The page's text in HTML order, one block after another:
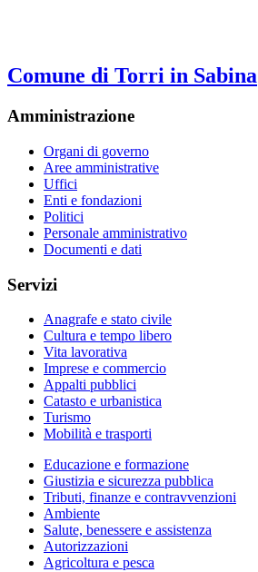
Comune di Torri in Sabina
Amministrazione
Organi di governo
Aree amministrative
Uffici
Enti e fondazioni
Politici
Personale amministrativo
Documenti e dati
Servizi
Anagrafe e stato civile
Cultura e tempo libero
Vita lavorativa
Imprese e commercio
Appalti pubblici
Catasto e urbanistica
Turismo
Mobilità e trasporti
Educazione e formazione
Giustizia e sicurezza pubblica
Tributi, finanze e contravvenzioni
Ambiente
Salute, benessere e assistenza
Autorizzazioni
Agricoltura e pesca